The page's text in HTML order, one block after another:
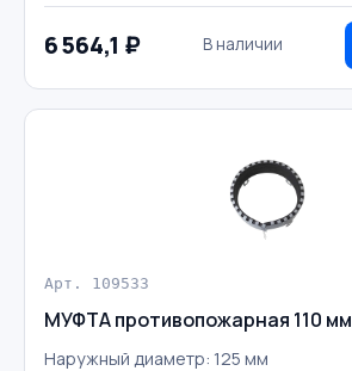
6 564,1 ₽ В наличии
Арт. 109533
МУФТА противопожарная 110 мм
Наружный диаметр: 125 мм